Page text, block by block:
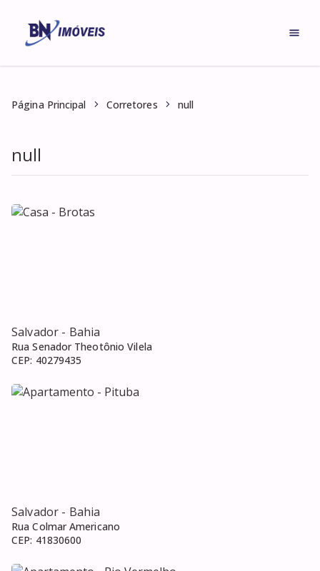
Página Principal Corretores null
null
Salvador - Bahia
Rua Senador Theotônio Vilela
CEP: 40279435
Salvador - Bahia
Rua Colmar Americano
CEP: 41830600